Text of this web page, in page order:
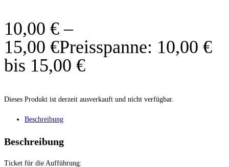
10,00 € –
15,00 €Preisspanne: 10,00 €
bis 15,00 €
Dieses Produkt ist derzeit ausverkauft und nicht verfügbar.
Beschreibung
Beschreibung
Ticket für die Aufführung: